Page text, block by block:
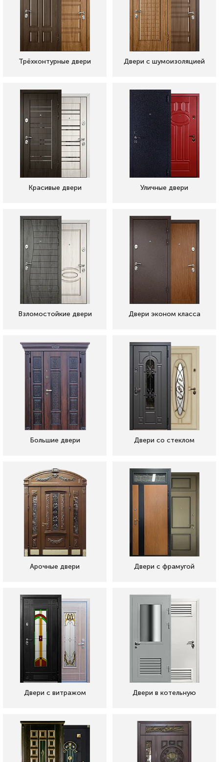
Трёхконтурные двери Двери с шумоизоляцией
Красивые двери Уличные двери
Взломостойкие двери Двери эконом класса
Большие двери Двери со стеклом
Арочные двери Двери с фрамугой
Двери с витражом Двери в котельную